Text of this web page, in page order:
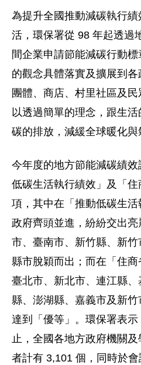
為提升全國推動減碳執行
活，環保署從 98 年起透過
間企業申請節能減碳行動
的觀念具體落實及擴展到
團體、商店、村里社區及
以透過簡單的理念，跟生
碳的排放，減緩全球暖化與
今年度的地方節能減碳績
低碳生活執行績效」及「
項，其中在「推動低碳生
政府齊頭並進，紛紛交出
市、臺南市、新竹縣、新
縣市脫穎而出；而在「住
臺北市、新北市、連江縣
縣、澎湖縣、嘉義市及新
達到「優等」。環保署表
止，全國各地方政府機關及
者計有 3,101 個，同時於